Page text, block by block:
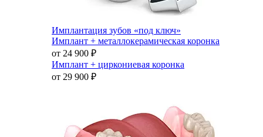
Имплантация зубов «под ключ»
Имплант + металлокерамическая коронка
от 24 900 ₽
Имплант + циркониевая коронка
от 29 900 ₽